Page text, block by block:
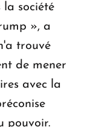
la société
», a
trouvé
de mener
avec la
pouvoir.